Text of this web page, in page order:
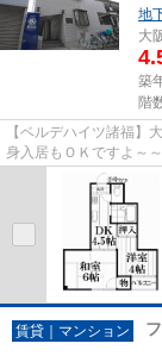
地
大
築
階
【ベルデハイツ諸福】
身入居もＯＫですよ～
賃貸｜マンション